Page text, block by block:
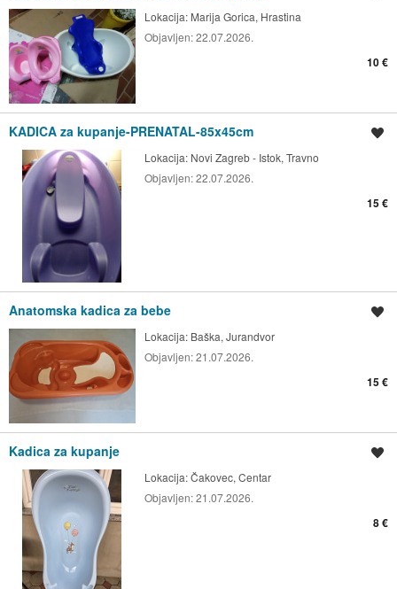
Lokacija: Marija Gorica, Hrastina
Objavljen:22.07.2026.
10 €
KADICA za kupanje-PRENATAL-85x45cm
Lokacija: Novi Zagreb - Istok, Travno
Objavljen:22.07.2026.
15 €
Anatomska kadica za bebe
Lokacija: Baška, Jurandvor
Objavljen:21.07.2026.
15 €
Kadica za kupanje
Lokacija:Čakovec, Centar
Objavljen:21.07.2026.
8 €